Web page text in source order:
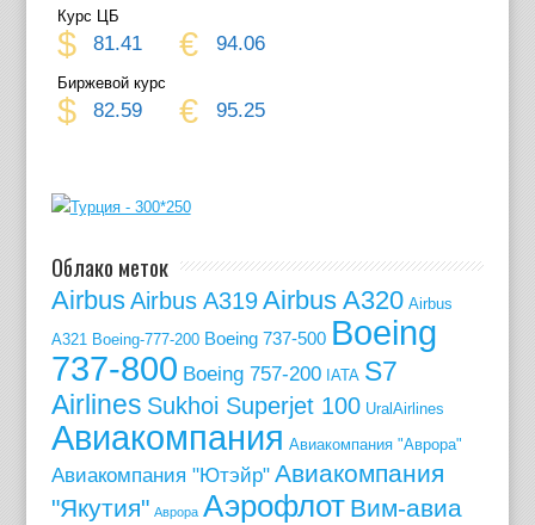
Курс ЦБ
$ 81.41 € 94.06
Биржевой курс
$ 82.59 € 95.25
Облако меток
Airbus Airbus A319 Airbus A320 Airbus
A321 Boeing-777-200 Boeing 737-500 Boeing
737-800 Boeing 757-200 IATA S7
Airlines Sukhoi Superjet 100 UralAirlines
Авиакомпания Авиакомпания "Аврора"
Авиакомпания "Ютэйр" Авиакомпания
"Якутия" Аврора Аэрофлот Вим-авиа